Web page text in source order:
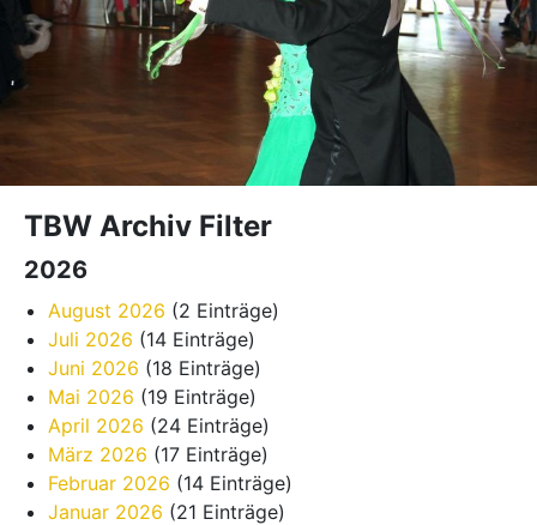
TBW Archiv Filter
2026
August 2026 (2 Einträge)
Juli 2026 (14 Einträge)
Juni 2026 (18 Einträge)
Mai 2026 (19 Einträge)
April 2026 (24 Einträge)
März 2026 (17 Einträge)
Februar 2026 (14 Einträge)
Januar 2026 (21 Einträge)